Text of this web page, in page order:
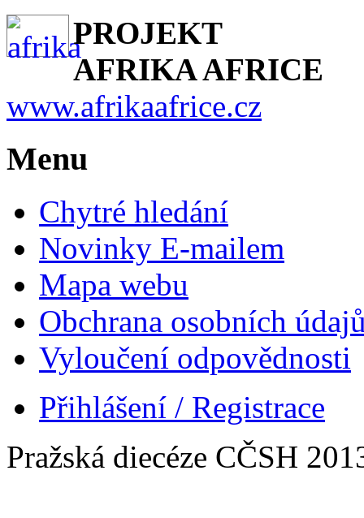
PROJEKT
AFRIKA AFRICE
www.afrikaafrice.cz
Menu
Chytré hledání
Novinky E-mailem
Mapa webu
Obchrana osobních
Vyloučení odpovědnosti
Přihlášení / Registrace
Pražská diecéze CČSH